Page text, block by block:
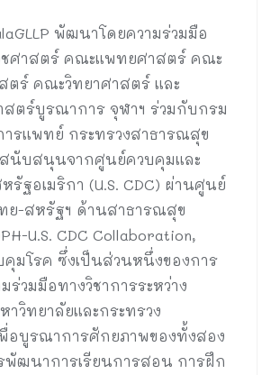
พัฒนาโดยความร่วมมือ
ชศาสตร์ คณะแพทยศาสตร์ คณะ
ตร์ คณะวิทยาศาสตร์ และ
ตร์บูรณาการ จุฬาฯ ร่วมกับกรม
รแพทย์ กระทรวงสาธารณสุข
สนับสนุนจากศูนย์ควบคุมและ
รัฐอเมริกา (U.S. CDC) ผ่านศูนย์
ย-สหรัฐฯ ด้านสาธารณสุข
U.S. CDC Collaboration,
คุมโรค ซึ่งเป็นส่วนหนึ่งของการ
ร่วมมือทางวิชาการระหว่าง
วิทยาลัยและกระทรวง
อบูรณาการศักยภาพของทั้งสอง
พัฒนาการเรียนการสอน การฝึก